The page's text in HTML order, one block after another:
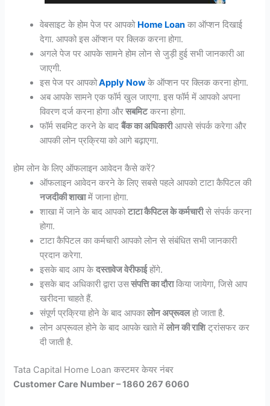
वेबसाइट के होम पेज पर आपको Home Loan का ऑप्शन दिखाई
देगा. आपको इस ऑप्शन पर क्लिक करना होगा.
अगले पेज पर आपके सामने होम लोन से जुड़ी हुई सभी जानकारी आ
जाएगी.
इस पेज पर आपकोApply Now के ऑप्शन पर क्लिक करना होगा.
अब आपके सामने एक फॉर्म खुल जाएगा. इस फॉर्म में आपको अपना
विवरण दर्ज करना होगा औरसबमिटकरना होगा.
फॉर्म सबमिट करने के बादबैंक का अधिकारीआपसे संपर्क करेगा और
आपकी लोन प्रक्रिया को आगे बढ़ाएगा.
होम लोन के लिए ऑफलाइन आवेदन कैसे करें?
ऑफलाइन आवेदन करने के लिए सबसे पहले आपको टाटा कैपिटल की
नजदीकी शाखामें जाना होगा.
शाखा में जाने के बाद आपकोटाटा कैपिटल के कर्मचारीसे संपर्क करना
होगा.
टाटा कैपिटल का कर्मचारी आपको लोन से संबंधित सभी जानकारी
प्रदान करेगा.
इसके बाद आप केदस्तावेज वेरीफाईहोंगे.
इसके बाद अधिकारी द्वारा उससंपत्ति का दौराकिया जायेगा, जिसे आप
खरीदना चाहते हैं.
संपूर्ण प्रक्रिया होने के बाद आपकालोन अप्रूवलहो जाता है.
लोन अप्रूवल होने के बाद आपके खाते मेंलोन की राशिट्रांसफर कर
दी जाती है.
Tata Capital Home Loan कस्टमर केयर नंबर
Customer Care Number – 1860 267 6060